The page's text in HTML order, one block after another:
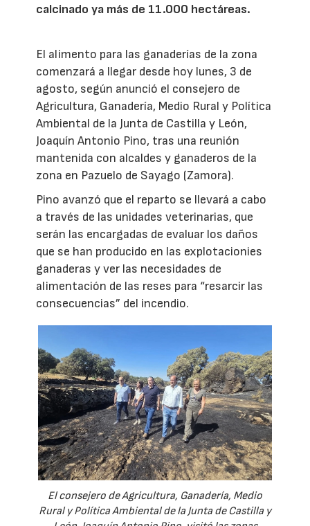
calcinado ya más de 11.000 hectáreas.
El alimento para las ganaderías de la zona
comenzará a llegar desde hoy lunes, 3 de
agosto, según anunció el consejero de
Agricultura, Ganadería, Medio Rural y Política
Ambiental de la Junta de Castilla y León,
Joaquín Antonio Pino, tras una reunión
mantenida con alcaldes y ganaderos de la
zona en Pazuelo de Sayago (Zamora).
Pino avanzó que el reparto se llevará a cabo
a través de las unidades veterinarias, que
serán las encargadas de evaluar los daños
que se han producido en las explotacionies
ganaderas y ver las necesidades de
alimentación de las reses para “resarcir las
consecuencias” del incendio.
El consejero de Agricultura, Ganadería, Medio
Rural y Política Ambiental de la Junta de Castilla y